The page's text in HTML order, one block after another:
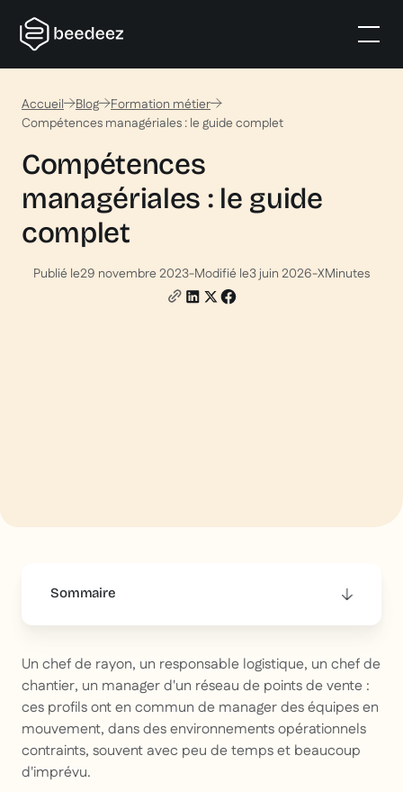
Accueil Blog
Formation métier
Compétences managériales : le guide complet
Compétences
managériales : le guide
complet
Publié le29 novembre 2023-Modifié le3 juin 2026-XMinutes
Sommaire
Un chef de rayon, un responsable logistique, un chef de
chantier, un manager d'un réseau de points de vente :
ces profils ont en commun de manager des équipes en
mouvement, dans des environnements opérationnels
contraints, souvent avec peu de temps et beaucoup
d'imprévu.